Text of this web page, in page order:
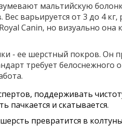
мальтийскую
варьируется от 3 до 4 кг,
Canin, но визуально она
- ее шерстный покров. Он
требует белоснежного
поддерживать
пачкается и скатывается.
превратится в